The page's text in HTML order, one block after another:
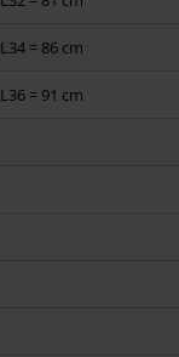
L34 = 86 cm
L36 = 91 cm